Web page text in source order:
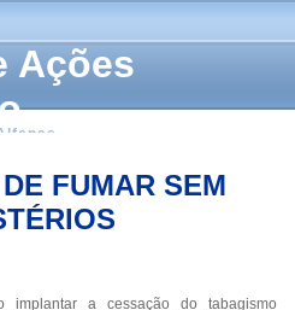
Ações
FUMAR SEM
implantar a cessação do tabagismo